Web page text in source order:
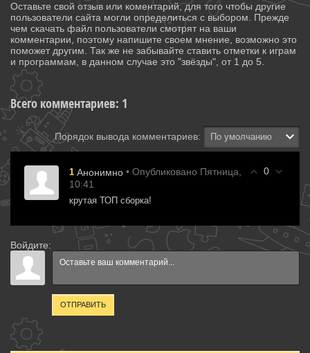
Оставьте свой отзыв или коментарий, для того чтобы другие
пользователи сайта могли определиться с выбором. Прежде
чем скачать файл пользователи смотрят на ваши
комментарии, поэтому напишите своем мнение, возможно это
поможет другим. Так же не забывайте ставить отметки к играм
и программам, в данном случае это "звёзды", от 1 до 5.
Всего комментариев: 1
Порядок вывода комментариев:
0
1 Анонимно • Опубликовано Пятница,
10:41
крутая ТОП сборка!
Войдите:
ОТПРАВИТЬ